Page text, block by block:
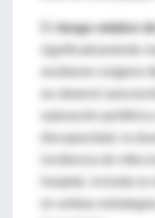
riesgo relativo
significativamente
recibieron oxígeno
saturación
discapacidad, la
en ambas